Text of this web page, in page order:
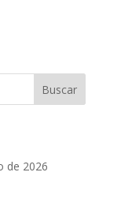
Buscar
de 2026